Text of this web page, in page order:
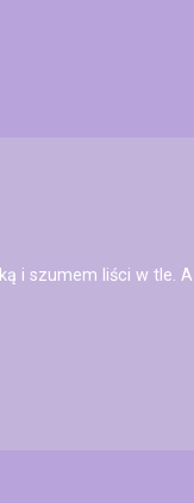
i szumem liści w tle.